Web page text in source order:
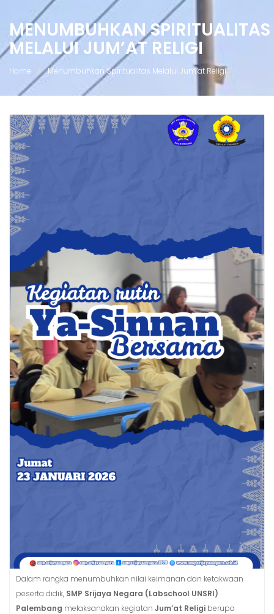
MENUMBUHKAN SPIRITUALITAS
MELALUI JUM’AT RELIGI
Home Menumbuhkan Spiritualitas Melalui Jum’at Religi
Dalam rangka menumbuhkan nilai keimanan dan ketakwaan
peserta didik, SMP Srijaya Negara (Labschool UNSRI)
Palembang melaksanakan kegiatan Jum’at Religi berupa